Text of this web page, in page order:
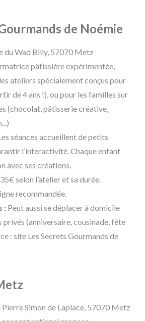
de Noémie
du Wad Billy, 57070 Metz
pâtissière expérimentée,
ateliers spécialement conçus pour
de 4 ans !), ou pour les familles sur
(chocolat, pâtisserie créative,
séances accueillent de petits
l’interactivité. Chaque enfant
avec ses créations.
selon l’atelier et sa durée.
recommandée.
: Peut aussi se déplacer à domicile
privés (anniversaire, cousinade, fête
: site Les Secrets Gourmands de
Pierre Simon de Laplace, 57070 Metz